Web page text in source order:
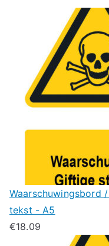
Waarschuwingsbord
tekst - A5
€18.09